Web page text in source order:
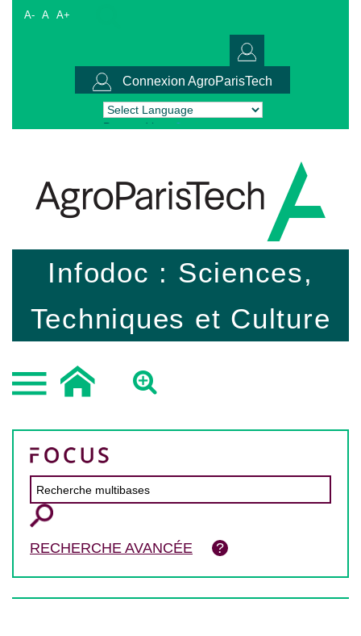
A- A A+
Connexion AgroParisTech
Powered by Translate
Infodoc : Sciences,
Techniques et Culture
RECHERCHE AVANCÉE